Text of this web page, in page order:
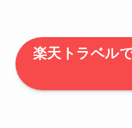
楽天トラベル